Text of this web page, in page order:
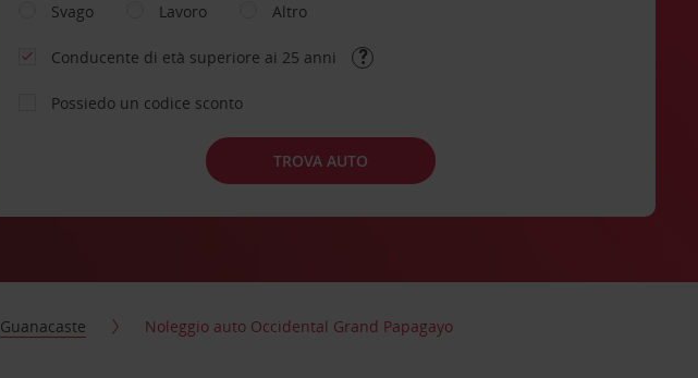
Svago
Lavoro Altro
Conducente di età superiore ai 25 anni
Possiedo un codice sconto
TROVA AUTO
Guanacaste Noleggio auto Occidental Grand Papagayo